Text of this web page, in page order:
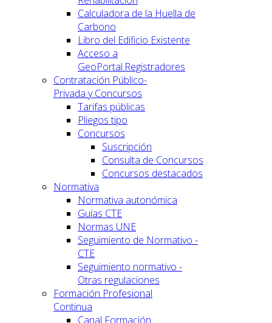
Calculadora de la Huella de
Carbono
Libro del Edificio Existente
Acceso a
GeoPortal.Registradores
Contratación Público-
Privada y Concursos
Tarifas públicas
Pliegos tipo
Concursos
Suscripción
Consulta de Concursos
Concursos destacados
Normativa
Normativa autonómica
Guías CTE
Normas UNE
Seguimiento de Normativo -
CTE
Seguimiento normativo -
Otras regulaciones
Formación Profesional
Continua
Canal Formación